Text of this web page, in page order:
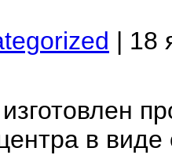
| 18
в